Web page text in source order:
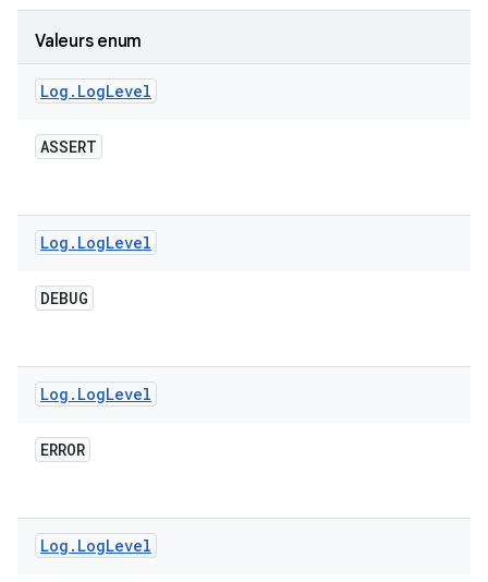
Valeurs enum
Log . LogLevel
ASSERT
Log . LogLevel
DEBUG
Log . LogLevel
ERROR
Log . LogLevel